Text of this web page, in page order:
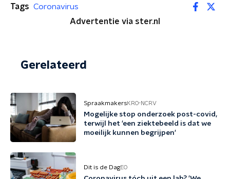
Tags Coronavirus
Advertentie via ster.nl
Gerelateerd
SpraakmakersKRO-NCRV
Mogelijke stop onderzoek post-covid,
terwijl het 'een ziektebeeld is dat we
moeilijk kunnen begrijpen'
Dit is de DagEO